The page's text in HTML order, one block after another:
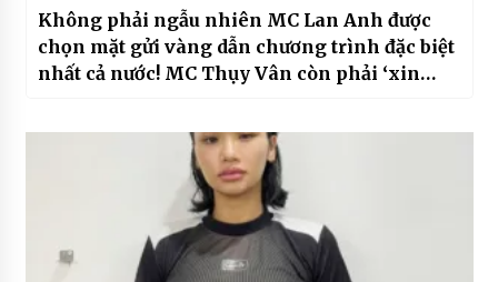
Không phải ngẫu nhiên MC Lan Anh được
chọn mặt gửi vàng dẫn chương trình đặc biệt
nhất cả nước! MC Thụy Vân còn phải ‘xin